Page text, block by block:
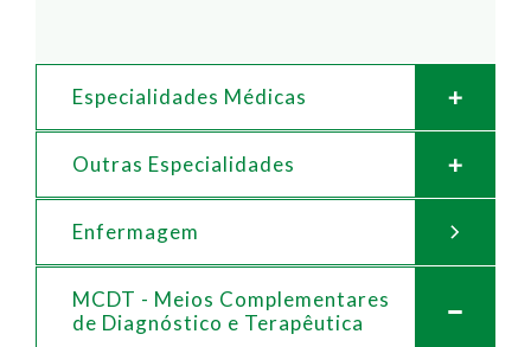
Especialidades Médicas
Outras Especialidades
Enfermagem
MCDT - Meios Complementares
de Diagnóstico e Terapêutica